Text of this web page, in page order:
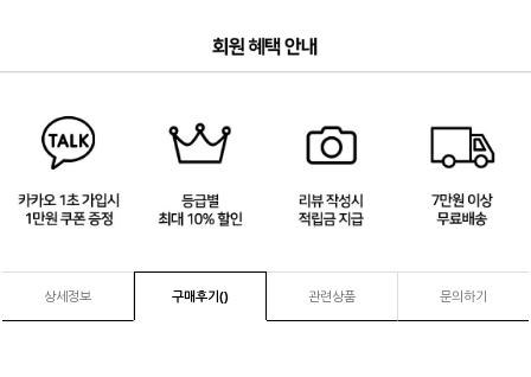
상세정보 구매후기() 관련상품 문의하기